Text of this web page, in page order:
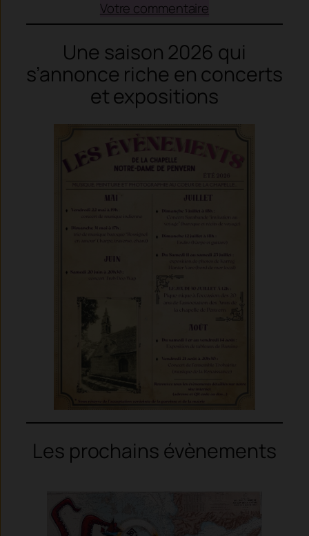
Votre commentaire
Une saison 2026 qui
s’annonce riche en concerts
et expositions
Les prochains évènements